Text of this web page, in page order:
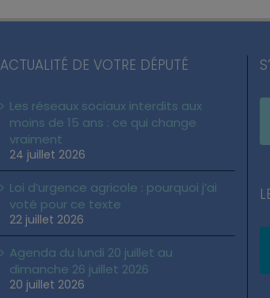
ACTUALITÉ DE VOTRE DÉPUTÉ
Les réseaux sociaux interdits aux
moins de 15 ans : ce qui change
vraiment
24 juillet 2026
Loi d’urgence agricole : pourquoi j’ai
voté pour ce texte
22 juillet 2026
Agenda du lundi 20 juillet au
dimanche 26 juillet 2026
20 juillet 2026